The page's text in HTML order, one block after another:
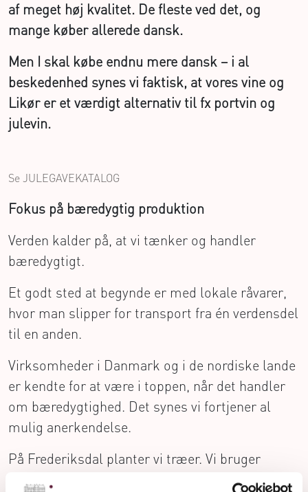
af meget høj kvalitet. De fleste ved det, og
mange køber allerede dansk.
Men I skal købe endnu mere dansk – i al
beskedenhed synes vi faktisk, at vores vine og
Likør er et værdigt alternativ til fx portvin og
julevin.
Se JULEGAVEKATALOG
Fokus på bæredygtig produktion
Verden kalder på, at vi tænker og handler
bæredygtigt.
Et godt sted at begynde er med lokale råvarer,
hvor man slipper for transport fra én verdensdel
til en anden.
Virksomheder i Danmark og i de nordiske lande
er kendte for at være i toppen, når det handler
om bæredygtighed. Det synes vi fortjener al
mulig anerkendelse.
På Frederiksdal planter vi træer. Vi bruger
udelukkende kirsebær fra egne plantager. Vi